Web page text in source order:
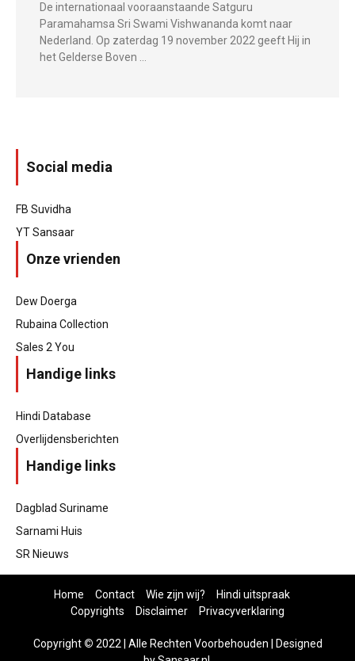
De internationaal vooraanstaande Satguru
Paramahamsa Sri Swami Vishwananda komt naar
Nederland. Op zaterdag 19 november 2022 geeft Hij in
het Gelderse Boven …
Social media
FB Suvidha
YT Sansaar
Onze vrienden
Dew Doerga
Rubaina Collection
Sales 2 You
Handige links
Hindi Database
Overlijdensberichten
Handige links
Dagblad Suriname
Sarnami Huis
SR Nieuws
Home Contact Wie zijn wij?
Hindi uitspraak
Copyrights
Disclaimer Privacyverklaring
Copyright © 2022 | Alle Rechten Voorbehouden | Designed